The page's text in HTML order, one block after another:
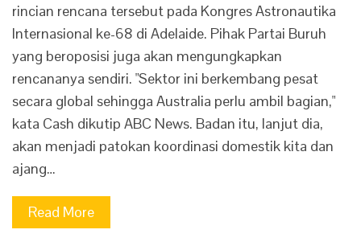
rincian rencana tersebut pada Kongres Astronautika
Internasional ke-68 di Adelaide. Pihak Partai Buruh
yang beroposisi juga akan mengungkapkan
rencananya sendiri. "Sektor ini berkembang pesat
secara global sehingga Australia perlu ambil bagian,"
kata Cash dikutip ABC News. Badan itu, lanjut dia,
akan menjadi patokan koordinasi domestik kita dan
ajang…
Read More